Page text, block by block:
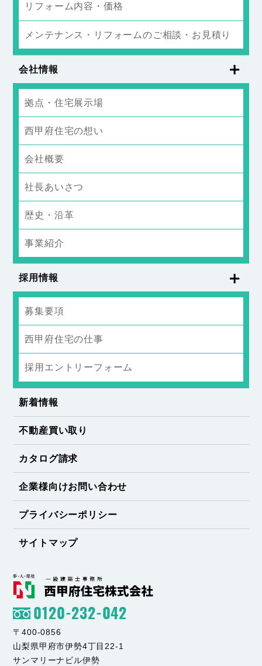
リフォーム内容・価格
メンテナンス・リフォームのご相談・お見積り
会社情報
拠点・住宅展示場
西甲府住宅の想い
会社概要
社長あいさつ
歴史・沿革
事業紹介
採用情報
募集要項
西甲府住宅の仕事
採用エントリーフォーム
新着情報
不動産買い取り
カタログ請求
企業様向けお問い合わせ
プライバシーポリシー
サイトマップ
0120-232-042
〒400-0856
山梨県甲府市伊勢4丁目22-1
サンマリーナビル伊勢